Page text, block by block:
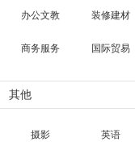
办公文教 装修建材
商务服务 国际贸易
其他
摄影 英语